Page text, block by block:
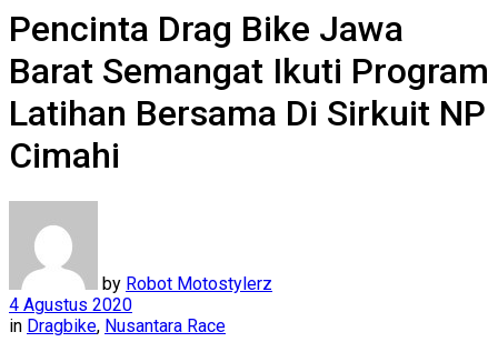
Pencinta Drag Bike Jawa
Barat Semangat Ikuti Program
Latihan Bersama Di Sirkuit NP
Cimahi
by Robot Motostylerz
4 Agustus 2020
in Dragbike, Nusantara Race